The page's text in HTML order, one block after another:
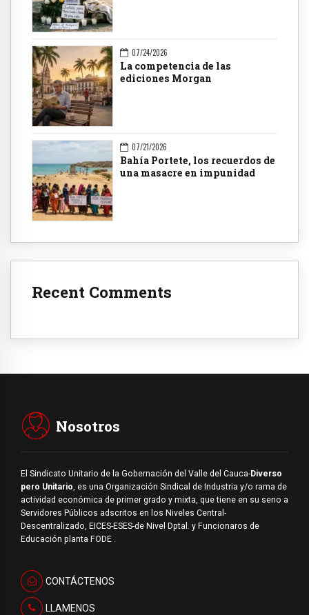
07/24/2026
La competencia de las
ediciones Morgan
07/21/2026
Bahía Portete, los recuerdos de
una masacre en impunidad
Recent Comments
Nosotros
El Sindicato Unitario de la Gobernación del Valle del Cauca-Diverso
pero Unitario , es una Organización Sindical de Industria y/o rama de
actividad económica de primer grado y mixta, que tiene en su seno a
Servidores Públicos adscritos en los Niveles Central-
Descentralizado, EICES-ESES-de Nivel Dptal. y Funcionaros de
Educación planta FODE .
CONTÁCTENOS
LLAMENOS